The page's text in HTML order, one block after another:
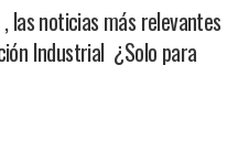
las noticias más relevantes
Industrial ¿Solo para